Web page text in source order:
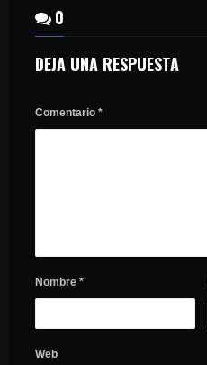
0
DEJA UNA RESPUESTA
Comentario *
Nombre *
Web